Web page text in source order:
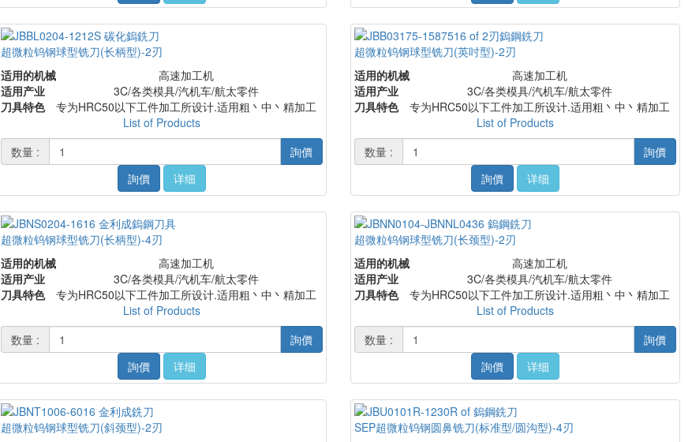
超微粒钨钢球型铣刀(长柄型)-2刃
适用的机械
高速加工机
适用产业
3C/各类模具/汽机车/航太零件
刀具特色
专为HRC50以下工件加工所设计.适用粗丶中丶精加工
List of Products
数量 :
詢價
詢價
详细
超微粒钨钢球型铣刀(英吋型)-2刃
适用的机械
高速加工机
适用产业
3C/各类模具/汽机车/航太零件
刀具特色
专为HRC50以下工件加工所设计.适用粗丶中丶精加工
List of Products
数量 :
詢價
詢價
详细
超微粒钨钢球型铣刀(长柄型)-4刃
适用的机械
高速加工机
适用产业
3C/各类模具/汽机车/航太零件
刀具特色
专为HRC50以下工件加工所设计.适用粗丶中丶精加工
List of Products
数量 :
詢價
詢價
详细
超微粒钨钢球型铣刀(长颈型)-2刃
适用的机械
高速加工机
适用产业
3C/各类模具/汽机车/航太零件
刀具特色
专为HRC50以下工件加工所设计.适用粗丶中丶精加工
List of Products
数量 :
詢價
詢價
详细
超微粒钨钢球型铣刀(斜颈型)-2刃
SEP超微粒钨钢圆鼻铣刀(标准型/圆沟型)-4刃